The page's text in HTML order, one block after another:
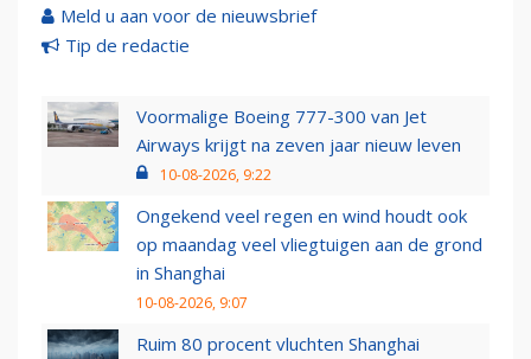
Meld u aan voor de nieuwsbrief
Tip de redactie
Voormalige Boeing 777-300 van Jet
Airways krijgt na zeven jaar nieuw leven
10-08-2026, 9:22
Ongekend veel regen en wind houdt ook
op maandag veel vliegtuigen aan de grond
in Shanghai
10-08-2026, 9:07
Ruim 80 procent vluchten Shanghai